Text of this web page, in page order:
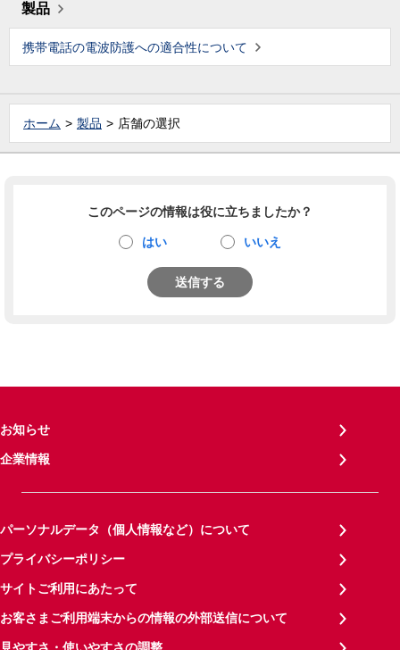
製品
携帯電話の電波防護への適合性について
ホーム 製品 店舗の選択
このページの情報は役に立ちましたか？
はい いいえ
送信する
お知らせ
企業情報
パーソナルデータ（個人情報など）について
プライバシーポリシー
サイトご利用にあたって
お客さまご利用端末からの情報の外部送信について